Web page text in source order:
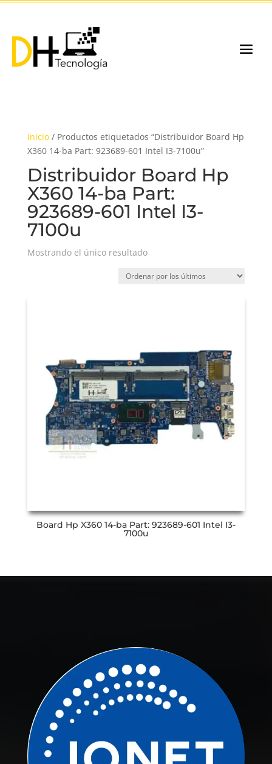
Inicio/ Productos etiquetados “Distribuidor Board Hp
X360 14-ba Part: 923689-601 Intel I3-7100u”
Distribuidor Board Hp
X360 14-ba Part:
923689-601 Intel I3-
7100u
Mostrando el único resultado
Board Hp X360 14-ba Part: 923689-601 Intel I3-
7100u